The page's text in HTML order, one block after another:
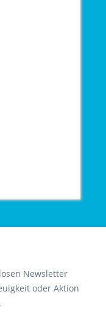
Newsletter
oder Aktion